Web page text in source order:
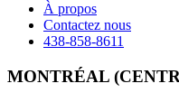
À propos
Contactez nous
438-858-8611
MONTRÉAL